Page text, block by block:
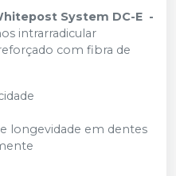
System DC-E -
intrarradicular
com fibra de
longevidade em dentes